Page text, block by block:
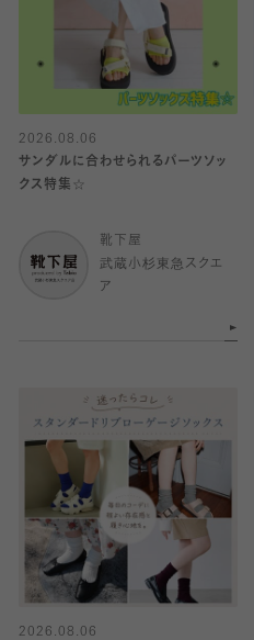
2026.08.06
サンダルに合わせられるパーツソッ
クス特集☆
靴下屋
武蔵小杉東急スクエ
ア
2026.08.06